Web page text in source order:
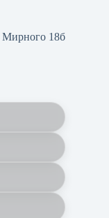
Мирного 18б